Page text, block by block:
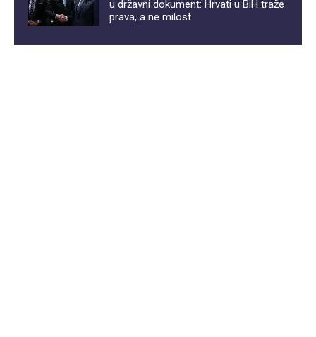
u državni dokument: Hrvati u BiH traže
prava, a ne milost